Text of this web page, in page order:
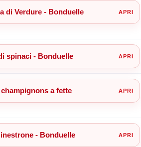
di Verdure - Bonduelle
spinaci - Bonduelle
a fette
- Bonduelle